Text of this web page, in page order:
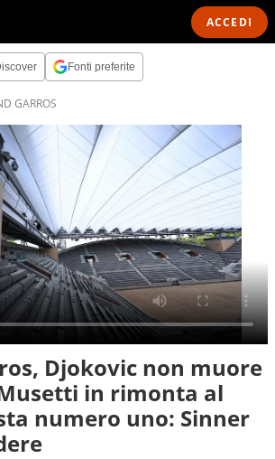
ACCEDI
Fonti preferite
GARROS
Djokovic non muore
in rimonta al
numero uno: Sinner